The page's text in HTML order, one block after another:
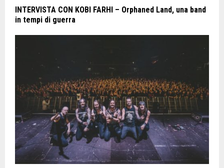
INTERVISTA CON KOBI FARHI – Orphaned Land, una band
in tempi di guerra